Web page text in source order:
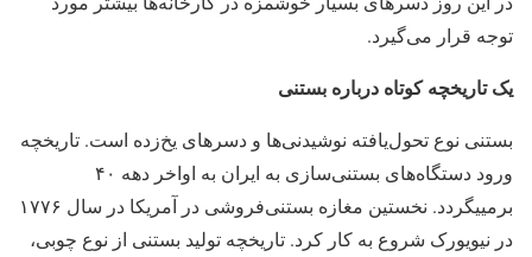
توجه قرار می‌گیرد.
یک تاریخچه کوتاه درباره بستنی
بستنی نوع تحول‌یافته نوشیدنی‌ها و دسرهای یخ‌زده است. تاريخچه
ورود دستگاه‌های بستنی‌سازی به ایران به اواخر دهه ۴۰
برميیگردد. نخستین مغازه بستنی‌فروشی در آمریکا در سال ۱۷۷۶
در نیویورک شروع به کار کرد. تاریخچه تولید بستنی از نوع چوبی،